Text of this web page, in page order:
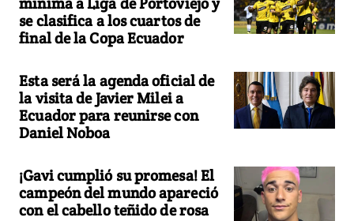
se clasifica a los cuartos de
final de la Copa Ecuador
Esta será la agenda oficial de
la visita de Javier Milei a
Ecuador para reunirse con
Daniel Noboa
¡Gavi cumplió su promesa! El
campeón del mundo apareció
con el cabello teñido de rosa